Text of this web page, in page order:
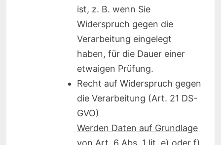
ist, z. B. wenn Sie
Widerspruch gegen die
Verarbeitung eingelegt
haben, für die Dauer einer
etwaigen Prüfung.
Recht auf Widerspruch gegen
die Verarbeitung (Art. 21 DS-
GVO)
Werden Daten auf Grundlage
von Art. 6 Abs. 1 lit. e) oder f)